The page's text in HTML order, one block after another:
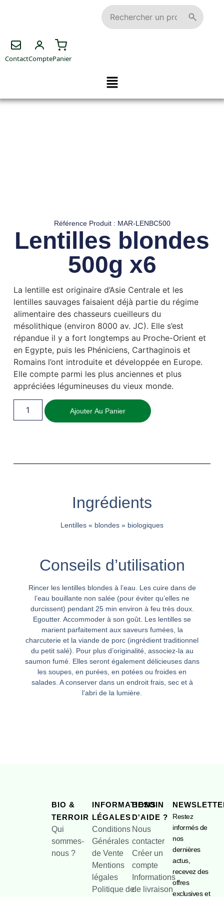
ContactComptePanier
Référence Produit : MAR-LENBC500
Lentilles blondes
500g x6
La lentille est originaire d’Asie Centrale et les
lentilles sauvages faisaient déjà partie du régime
alimentaire des chasseurs cueilleurs du
mésolithique (environ 8000 av. JC). Elle s’est
répandue il y a fort longtemps au Proche-Orient et
en Egypte, puis les Phéniciens, Carthaginois et
Romains l’ont introduite et développée en Europe.
Elle compte parmi les plus anciennes et plus
appréciées légumineuses du vieux monde.
Ajouter Au Panier
Ingrédients
Lentilles « blondes » biologiques
Conseils d’utilisation
Rincer les lentilles blondes à l’eau. Les cuire dans de
l’eau bouillante non salée (pour éviter qu’elles ne
durcissent) pendant 25 min environ à feu très doux.
Egoutter. Accommoder à son goût. Les lentilles se
marient parfaitement aux saveurs fumées, la
charcuterie et la viande de porc (ingrédient traditionnel
du petit salé). Pour plus d’originalité, associez-la au
saumon fumé. Elles seront également délicieuses dans
les soupes, en purées, en potées ou froides en
salades. A conserver dans un endroit frais, sec et à
l’abri de la lumière.
BIO &
TERROIR
Qui
sommes-
nous ?
INFORMATIONS
LÉGALES
Conditions
Générales
de Vente
Mentions
légales
Politique de
BESOIN
D'AIDE ?
Nous
contacter
Créer un
compte
Informations
de livraison
Restez
informés de
nos
dernières
actus,
recevez des
offres
exclusives et